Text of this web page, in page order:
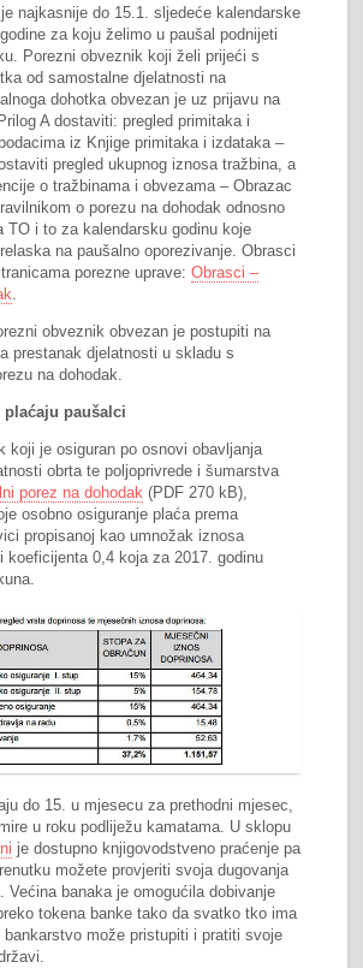
najkasnije do 15.1. sljedeće kalendarske
za koju želimo u paušal podnijeti
Porezni obveznik koji želi prijeći s
od samostalne djelatnosti na
dohotka obvezan je uz prijavu na
A dostaviti: pregled primitaka i
iz Knjige primitaka i izdataka –
pregled ukupnog iznosa tražbina, a
o tražbinama i obvezama – Obrazac
o porezu na dohodak odnosno
TO i to za kalendarsku godinu koje
na paušalno oporezivanje. Obrasci
porezne uprave:Obrasci –
.
obveznik obvezan je postupiti na
prestanak djelatnosti u skladu s
na dohodak.
paušalci
koji je osiguran po osnovi obavljanja
obrta te poljoprivrede i šumarstva
porez na dohodak (PDF 270 kB),
osobno osiguranje plaća prema
propisanoj kao umnožak iznosa
koeficijenta 0,4 koja za 2017. godinu
do 15. u mjesecu za prethodni mjesec,
u roku podliježu kamatama. U sklopu
je dostupno knjigovodstveno praćenje pa
možete provjeriti svoja dugovanja
Većina banaka je omogućila dobivanje
tokena banke tako da svatko tko ima
može pristupiti i pratiti svoje